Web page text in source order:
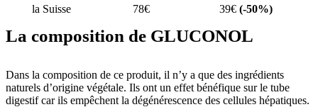
la Suisse
78€ 39€ (-50%)
La composition de GLUCONOL
Dans la composition de ce produit, il n’y a que des ingrédients
naturels d’origine végétale. Ils ont un effet bénéfique sur le tube
digestif car ils empêchent la dégénérescence des cellules hépatiques.